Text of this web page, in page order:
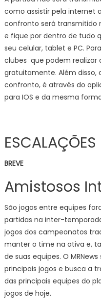
como assistir pela internet
confronto será transmitido
e fique por dentro de tudo
seu celular, tablet e PC.
clubes que podem realizar
gratuitamente. Além disso,
confronto, é através do
para IOS e da mesma
ESCALAÇÕES
BREVE
Amistosos
São jogos entre equipes
partidas na inter-
jogos dos campeonatos
manter o time na ativa e,
de suas equipes. O
principais jogos e busca a
das principais equipes do
jogos de hoje.